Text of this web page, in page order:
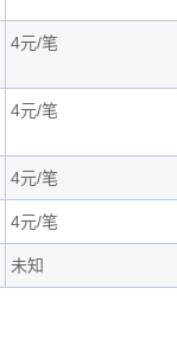
4元/笔
4元/笔
4元/笔
4元/笔
未知